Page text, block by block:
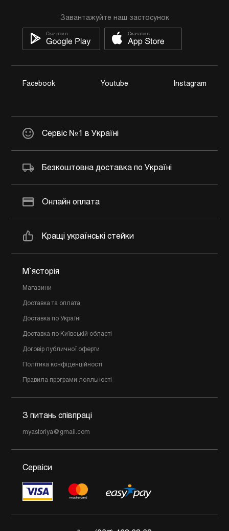
Завантажуйте наш застосунок
Facebook Youtube Instagram
Сервіс №1 в Україні
Безкоштовна доставка по Україні
Онлайн оплата
Кращі українські стейки
М`ясторія
Магазини
Доставка та оплата
Доставка по Україні
Доставка по Київській області
Договір публичної оферти
Політика конфіденційності
Правила програми лояльності
З питань співпраці
myastoriya@gmail.com
Сервіси